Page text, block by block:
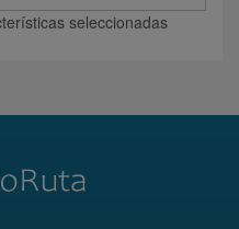
seleccionadas